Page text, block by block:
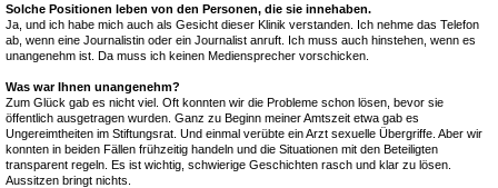
Solche Positionen leben von den Personen, die sie innehaben.
Ja, und ich habe mich auch als Gesicht dieser Klinik verstanden. Ich nehme das Telefon
ab, wenn eine Journalistin oder ein Journalist anruft. Ich muss auch hinstehen, wenn es
unangenehm ist. Da muss ich keinen Mediensprecher vorschicken.
Was war Ihnen unangenehm?
Zum Glück gab es nicht viel. Oft konnten wir die Probleme schon lösen, bevor sie
öffentlich ausgetragen wurden. Ganz zu Beginn meiner Amtszeit etwa gab es
Ungereimtheiten im Stiftungsrat. Und einmal verübte ein Arzt sexuelle Übergriffe. Aber wir
konnten in beiden Fällen frühzeitig handeln und die Situationen mit den Beteiligten
transparent regeln. Es ist wichtig, schwierige Geschichten rasch und klar zu lösen.
Aussitzen bringt nichts.